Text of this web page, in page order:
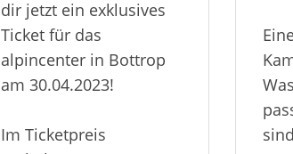
dir jetzt ein exklusives
Ticket für das
alpincenter in Bottrop
am 30.04.2023!
Im Ticketpreis